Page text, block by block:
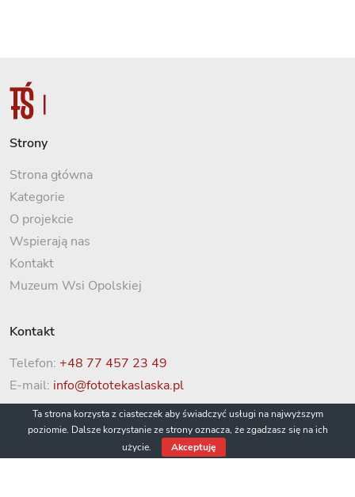
Strony
Strona główna
Kategorie
O projekcie
Wspierają nas
Kontakt
Muzeum Wsi Opolskiej
Kontakt
Telefon: +48 77 457 23 49
E-mail: info@fototekaslaska.pl
Ta strona korzysta z ciasteczek aby świadczyć usługi na najwyższym
poziomie. Dalsze korzystanie ze strony oznacza, że zgadzasz się na ich
użycie.
Akceptuję